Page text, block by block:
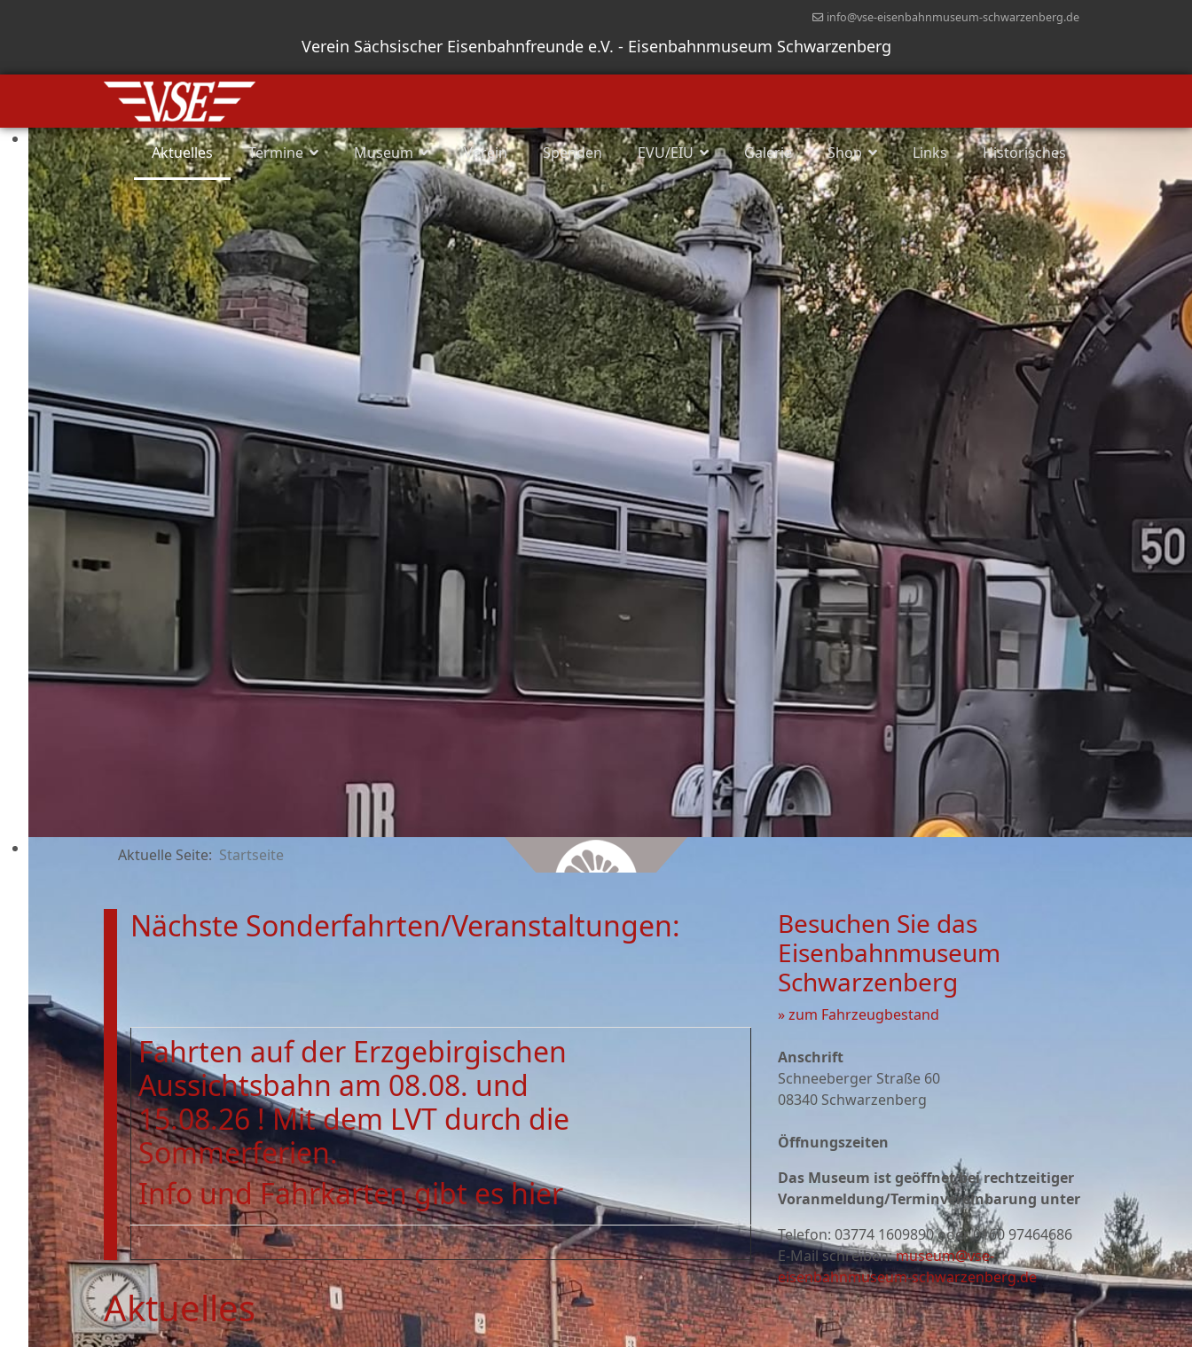
info@vse-eisenbahnmuseum-schwarzenberg.de
Verein Sächsischer Eisenbahnfreunde e.V. - Eisenbahnmuseum Schwarzenberg
Aktuelles Termine Museum Verein Spenden EVU/EIU Galerie Shop Links Historisches
Aktuelle Seite: Startseite
Nächste Sonderfahrten/Veranstaltungen:
Fahrten auf der Erzgebirgischen
Aussichtsbahn am 08.08. und
15.08.26 ! Mit dem LVT durch die
Sommerferien.
Info und Fahrkarten gibt es hier
Aktuelles
Besuchen Sie das
Eisenbahnmuseum
Schwarzenberg
» zum Fahrzeugbestand
Anschrift
Schneeberger Straße 60
08340 Schwarzenberg
Öffnungszeiten
Das Museum ist geöffnet bei rechtzeitiger
Voranmeldung/Terminvereinbarung unter
Telefon: 03774 1609890 oder 0160 97464686
E-Mail schreiben:museum@vse-
eisenbahnmuseum-schwarzenberg.de